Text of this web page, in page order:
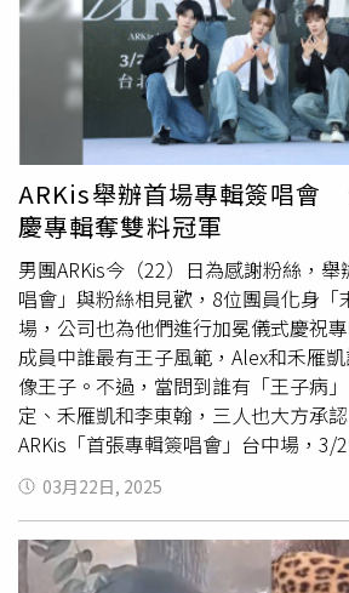
的世界可是這個世代，人類明明現在
最頂端，連老鷹鯊魚獅子可能都要害
造出來的武器獵殺！所以照理說，當
食物鏈上層的動物，應該要像是老鷹
隨便害怕才對呀？！那為什麼會這樣
個頂端位置，卻沒有那一個充滿自信
好狀態，還會這樣風吹草動就自動化
為：在人類的歷史裡從食物鏈的中層移
短，改變的速度實在是飛快，但是人類
應，我們的身體還待在演化前的那些
樣！因為從中層往頂層的移動速度太快
不及，所以就留在擔心害怕的負向偏
記憶停留在以為自己位於食物鏈的中
小心翼翼的防守狀態，於是我們的大腦
那些負向的訊息，因為這樣才能夠保護
是負向偏誤存在的主要原因。提高正
恩練習能做到在心理學的研究裡，我
負向經驗的次數」比上「想起正向經
就是說，打個比方，接下來五分鐘裡
念頭，那裡面大概會有五個負向畫面
高。這項分析還發現了有8種飲食習慣
病率有關，包括1.維持健康飲食習慣、
3.採取全素食飲食、4.採取半素食飲食
食、6.大量攝食豆類食物、7.多喝牛奶
鎂等微量元素和營養素，採取這些飲
發生率明顯降低。防腸癌要多吃膳食
道蠕動、阻致癌物質形成防腸癌要多
等3種食物、少喝酒和吃紅肉？彰化基
主治醫師范泉山說，其實這早就是防腸
秘不可以說是大直腸癌的發生原因，
以加速腸道蠕動，減少腸道黏膜和糞便
並且有助腸道好菌生長、保護腸道，
變的風險。為什麼補充鈣質和較少的
說，因為有研究發現，鈣有助於和食物
腸道排除掉。過量攝取脂肪會促進膽酸
臟所製造，初級膽酸會和甘胺酸或牛磺
酸，於小腸的位置促進脂肪的消化吸
膽酸會形成次級膽酸，在腸道和壞菌
的去氧膽酸，破壞大腸黏膜，而鈣就
吸收的鈣鹽，從糞便中排掉。補充鈣
ARKis舉辦首場專輯簽唱會
慶專輯奪雙料冠軍
男團ARKis今（22）日為感謝粉絲，舉
唱會」與粉絲相見歡，8位團員化身「
場，公司也為他們進行加冕儀式慶祝
成員中誰最有王子風範，Alex和禾雁
像王子。不過，當問到誰有「王子病
定、禾雁凱和李東翰，三人也大方承
ARKis「首張專輯簽唱會」台中場，3/
中午12點接力登場。男團ARKis由
凱、李東翰、李定、黃崇峻、鄭彫秦
有16張專業證照囊括4大領域，鄭彫
當，而忙內李定則熱愛玄學，當初比賽
03月22日, 2025